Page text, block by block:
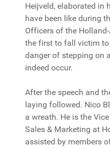
Heijveld, elaborated in
have been like during
Officers of the
the first to fall victim to
danger of stepping on
indeed occur.
After the speech and
laying followed. Nico
a wreath. He is the
Sales & Marketing at
assisted by members